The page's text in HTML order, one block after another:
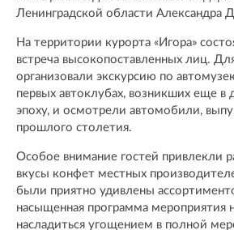
Ленинградской области Александра
На территории курорта «Игора»
встреча высокопоставленных лиц.
организовали экскурсию по
первых автоклубах, возникших еще
эпоху, и осмотрели автомобили,
прошлого столетия.
Особое внимание гостей привлекли
вкусы конфет местных
были приятно удивлены
насыщенная программа мероприятия
насладиться угощением в полной